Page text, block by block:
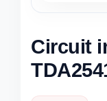
Circuit